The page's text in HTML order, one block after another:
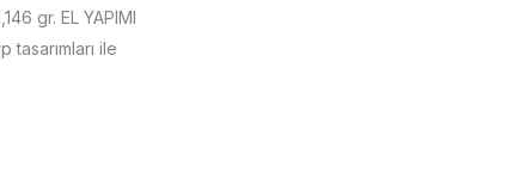
gr. EL YAPIMI
ile